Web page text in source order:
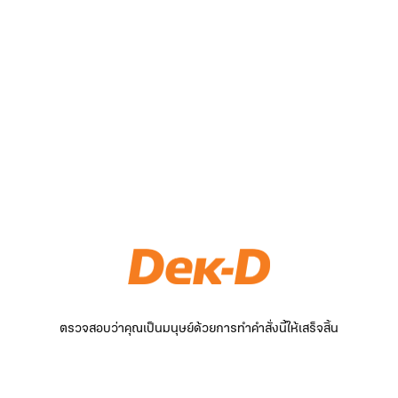
ตรวจสอบว่าคุณเป็นมนุษย์ด้วยการทำคำสั่งนี้ให้เสร็จสิ้น